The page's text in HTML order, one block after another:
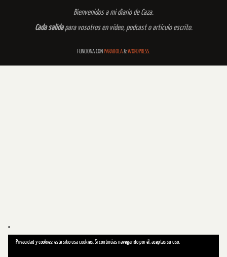
Bienvenidos a mi diario de Caza.
Cada salidapara vosotros en vídeo, podcast o artículo escrito.
FUNCIONA CON PARABOLA&WORDPRESS.
Privacidad y cookies: este sitio usa cookies. Si continúas navegando por él, aceptas su uso.